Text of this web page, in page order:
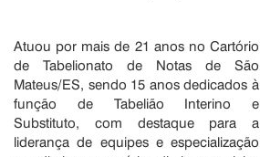
Atuou por mais de 21 anos no Cartório
de Tabelionato de Notas de São
Mateus/ES, sendo 15 anos dedicados à
função de Tabelião Interino e
Substituto, com destaque para a
liderança de equipes e especialização